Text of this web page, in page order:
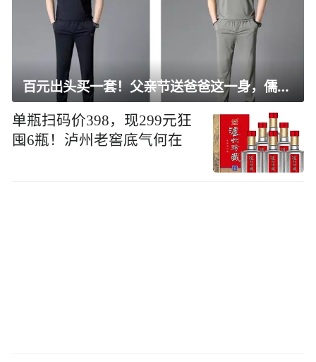
百元出头买一套！父亲节送爸爸这一身，儒雅有型还凉爽
单瓶扫码价398，现299元狂
囤6瓶！泸州老窖底气何在